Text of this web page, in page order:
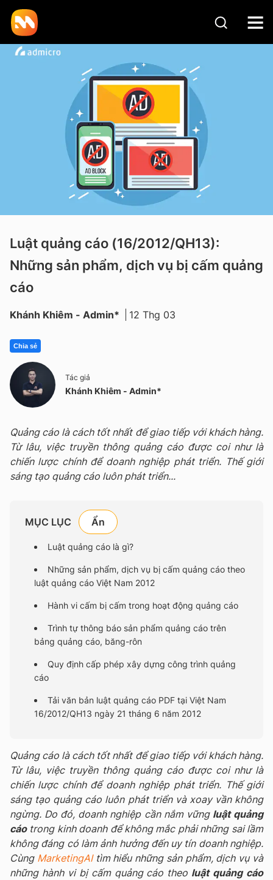
Luật quảng cáo (16/2012/QH13):
Những sản phẩm, dịch vụ bị cấm quảng
cáo
Khánh Khiêm - Admin* 12 Thg 03
Chia sẻ
Tác giả
Khánh Khiêm - Admin*
Quảng cáo là cách tốt nhất để giao tiếp với khách hàng.
Từ lâu, việc truyền thông quảng cáo được coi như là
chiến lược chính để doanh nghiệp phát triển. Thế giới
sáng tạo quảng cáo luôn phát triển...
MỤC LỤC
Luật quảng cáo là gì?
Những sản phẩm, dịch vụ bị cấm quảng cáo theo
luật quảng cáo Việt Nam 2012
Hành vi cấm bị cấm trong hoạt động quảng cáo
Trình tự thông báo sản phẩm quảng cáo trên
bảng quảng cáo, băng-rôn
Quy định cấp phép xây dựng công trình quảng
cáo
Tải văn bản luật quảng cáo PDF tại Việt Nam
16/2012/QH13 ngày 21 tháng 6 năm 2012
Quảng cáo là cách tốt nhất để giao tiếp với khách hàng.
Từ lâu, việc truyền thông quảng cáo được coi như là
chiến lược chính để doanh nghiệp phát triển. Thế giới
sáng tạo quảng cáo luôn phát triển và xoay vần không
ngừng. Do đó, doanh nghiệp cần nắm vững luật quảng
cáotrong kinh doanh để không mắc phải những sai lầm
không đáng có làm ảnh hưởng đến uy tín doanh nghiệp.
Cùng MarketingAItìm hiểu những sản phẩm, dịch vụ và
những hành vi bị cấm quảng cáo theo luật quảng cáo